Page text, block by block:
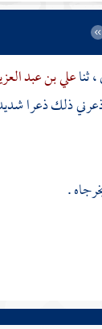
، ثناعلي بن عبد
ذلك ذعرا
.